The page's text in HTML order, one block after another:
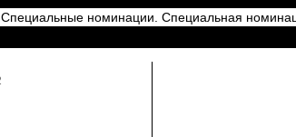
Специальные номинации. Специальная